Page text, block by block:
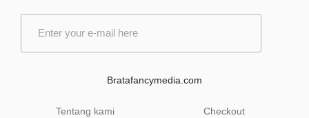
Bratafancymedia.com
Tentang kami
Checkout